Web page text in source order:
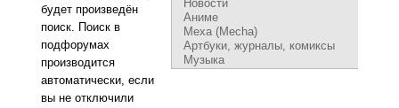
будет произведён
поиск. Поиск в
подфорумах
производится
автоматически, если
вы не отключили